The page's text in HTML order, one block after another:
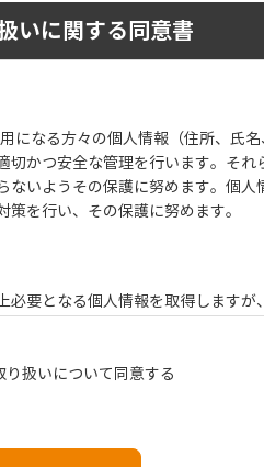
いに関する同意書
になる方々の個人情報（住所、氏
切かつ安全な管理を行います。それ
ないようその保護に努めます。個人
を行い、その保護に努めます。
必要となる個人情報を取得しますが
返答
り扱いについて同意する